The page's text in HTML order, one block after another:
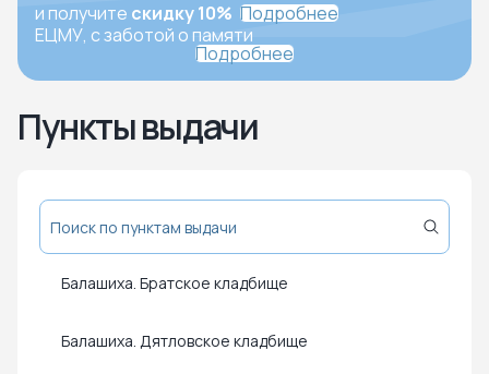
и получите скидку 10% Подробнее
ЕЦМУ, с заботой о памяти
Подробнее
Пункты выдачи
Балашиха. Братское кладбище
Балашиха. Дятловское кладбище